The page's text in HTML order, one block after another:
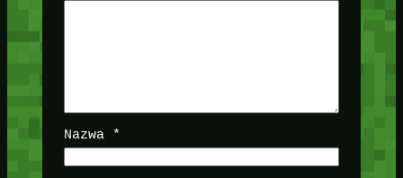
Nazwa *